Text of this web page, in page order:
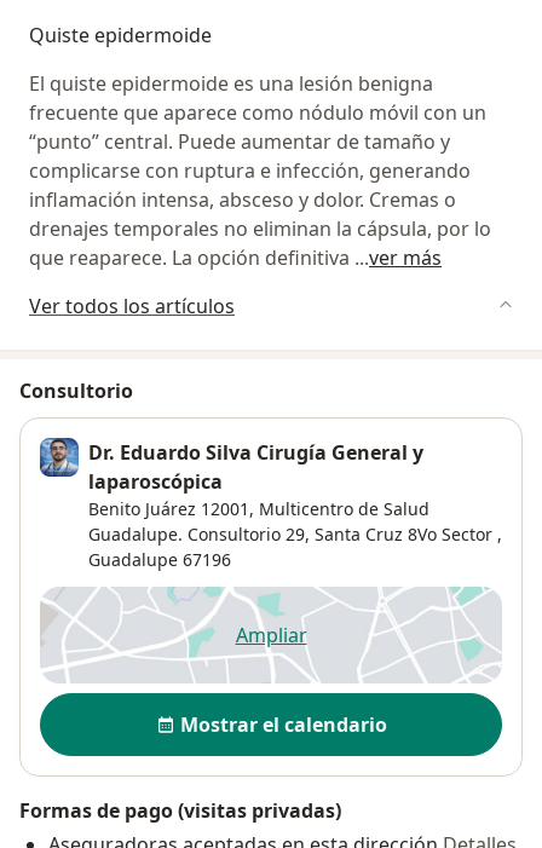
Quiste epidermoide
El quiste epidermoide es una lesión benigna
frecuente que aparece como nódulo móvil con un
“punto” central. Puede aumentar de tamaño y
complicarse con ruptura e infección, generando
inflamación intensa, absceso y dolor. Cremas o
drenajes temporales no eliminan la cápsula, por lo
que reaparece. La opción definitiva ...ver más
Ver todos los artículos
Consultorio
Dr. Eduardo Silva Cirugía General y
laparoscópica
Benito Juárez 12001, Multicentro de Salud
Guadalupe. Consultorio 29, Santa Cruz 8Vo Sector ,
Guadalupe 67196
Ampliarse abre en una nueva
Disponibilidad
Mostrar el calendario
Formas de pago (visitas privadas)